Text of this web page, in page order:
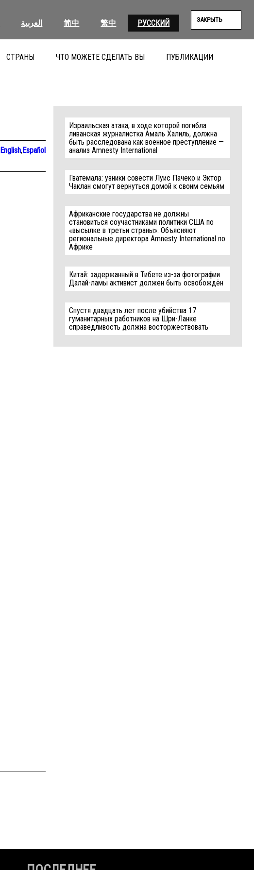
العربية 简中 繁中 РУССКИЙ ЗАКРЫТЬ
СТРАНЫ ЧТО МОЖЕТЕ СДЕЛАТЬ ВЫ ПУБЛИКАЦИИ
English,Español
Израильская атака, в ходе которой погибла
ливанская журналистка Амаль Халиль, должна
быть расследована как военное преступление —
анализ Amnesty International
Гватемала: узники совести Луис Пачеко и Эктор
Чаклан смогут вернуться домой к своим семьям
Африканские государства не должны
становиться соучастниками политики США по
«высылке в третьи страны». Объясняют
региональные директора Amnesty International по
Африке
Китай: задержанный в Тибете из-за фотографии
Далай-ламы активист должен быть освобождён
Спустя двадцать лет после убийства 17
гуманитарных работников на Шри-Ланке
справедливость должна восторжествовать